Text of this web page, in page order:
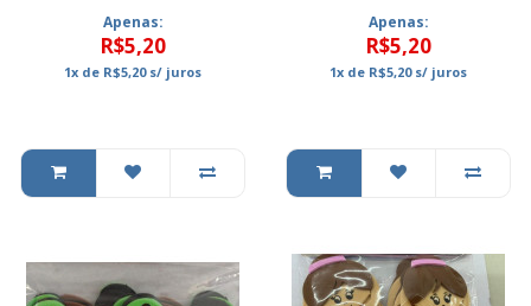
Apenas:
R$5,20
1x de R$5,20s/ juros
Apenas:
R$5,20
1x de R$5,20s/ juros